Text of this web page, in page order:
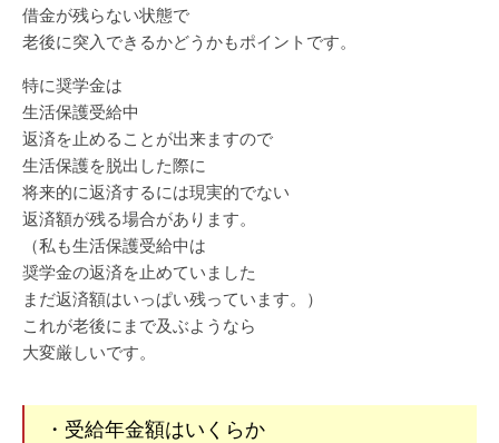
借金が残らない状態で
老後に突入できるかどうかもポイントです。
特に奨学金は
生活保護受給中
返済を止めることが出来ますので
生活保護を脱出した際に
将来的に返済するには現実的でない
返済額が残る場合があります。
（私も生活保護受給中は
奨学金の返済を止めていました
まだ返済額はいっぱい残っています。）
これが老後にまで及ぶようなら
大変厳しいです。
・受給年金額はいくらか